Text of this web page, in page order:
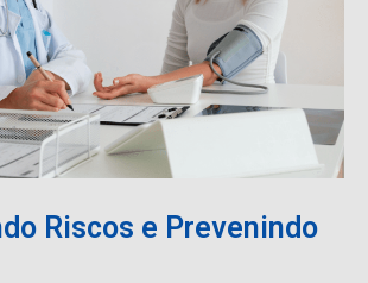
Riscos e Prevenindo